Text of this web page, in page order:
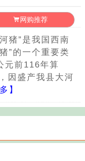
网购推荐
猪”是我国西南
”的一个重要类
元前116年算
因盛产我县大河
】